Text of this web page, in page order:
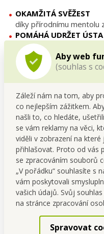
Aby web
(souhlas s
Záleží nám na tom, aby
co nejlepším zážitkem.
našli to, co hledáte,
se vám reklamy na věci,
viděli v zobrazení na
přihlašovat. Proto od vás
se zpracováním souborů
„V pořádku“ souhlasíte s
vám poskytovali
vašich údajů. Svůj
na stránce zpracování
Spravovat
OKAMŽITÁ SVĚŽEST
díky přírodnímu mentolu
POMÁHÁ UDRŽET
ideální doplněk
MAXIMÁLNĚ ŠETRNÉ
bez alkoholu, SLS, SLES,
PODPORA PŘIROZENÉ
INTENZIVNÍ
Sodium Hyaluronate pro
ústech.
STEVIA REBAUDIANA
přírodní sladidlo bez
VŠE PRO